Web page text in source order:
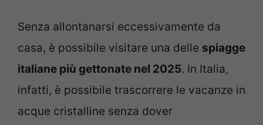
Senza allontanarsi eccessivamente da
casa, è possibile visitare una delle spiagge
italiane più gettonate nel 2025. In Italia,
infatti, è possibile trascorrere le vacanze in
acque cristalline senza dover